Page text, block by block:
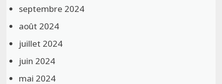
septembre 2024
août 2024
juillet 2024
juin 2024
mai 2024